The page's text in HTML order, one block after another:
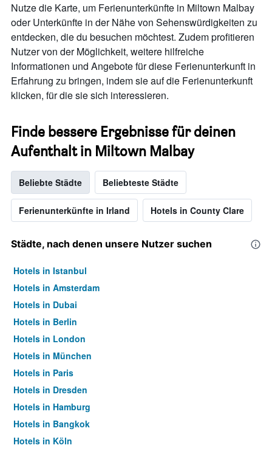
Nutze die Karte, um Ferienunterkünfte in Miltown Malbay
oder Unterkünfte in der Nähe von Sehenswürdigkeiten zu
entdecken, die du besuchen möchtest. Zudem profitieren
Nutzer von der Möglichkeit, weitere hilfreiche
Informationen und Angebote für diese Ferienunterkunft in
Erfahrung zu bringen, indem sie auf die Ferienunterkunft
klicken, für die sie sich interessieren.
Finde bessere Ergebnisse für deinen
Aufenthalt in Miltown Malbay
Beliebte Städte Beliebteste Städte
Ferienunterkünfte in Irland Hotels in County Clare
Städte, nach denen unsere Nutzer suchen
Hotels in Istanbul
Hotels in Amsterdam
Hotels in Dubai
Hotels in Berlin
Hotels in London
Hotels in München
Hotels in Paris
Hotels in Dresden
Hotels in Hamburg
Hotels in Bangkok
Hotels in Köln